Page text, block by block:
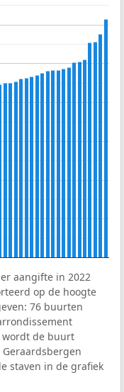
aangifte in 2022
op de hoogte
76 buurten
wordt de buurt
staven in de grafiek